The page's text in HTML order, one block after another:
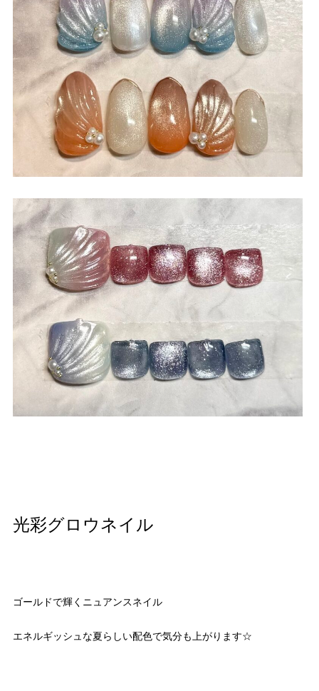
光彩グロウネイル
ゴールドで輝くニュアンスネイル
エネルギッシュな夏らしい配色で気分も上がります☆